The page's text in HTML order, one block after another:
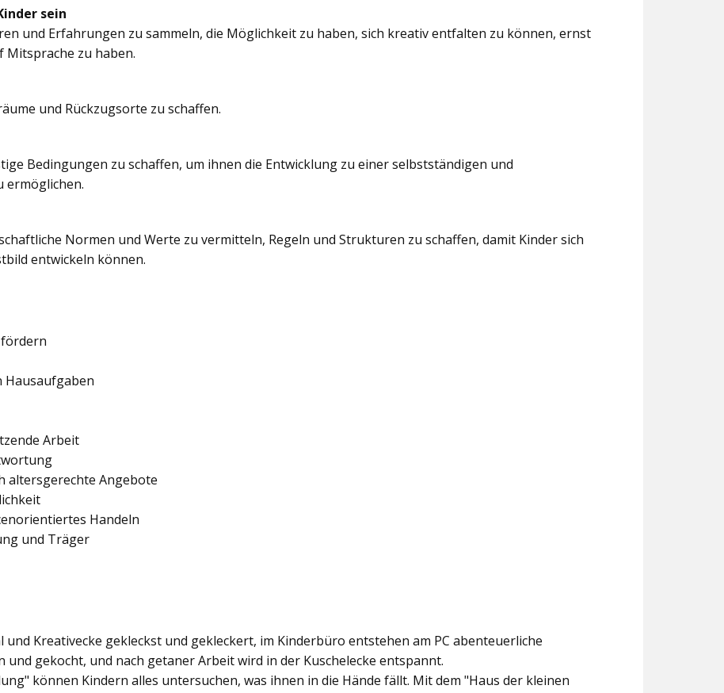
sein
und Erfahrungen zu sammeln, die Möglichkeit zu haben, sich kreativ entfalten zu können, ernst
Mitsprache zu haben.
und Rückzugsorte zu schaffen.
Bedingungen zu schaffen, um ihnen die Entwicklung zu einer selbstständigen und
ermöglichen.
Normen und Werte zu vermitteln, Regeln und Strukturen zu schaffen, damit Kinder sich
entwickeln können.
Arbeit
altersgerechte Angebote
Handeln
und Träger
und Kreativecke gekleckst und gekleckert, im Kinderbüro entstehen am PC abenteuerliche
und gekocht, und nach getaner Arbeit wird in der Kuschelecke entspannt.
können Kindern alles untersuchen, was ihnen in die Hände fällt. Mit dem "Haus der kleinen